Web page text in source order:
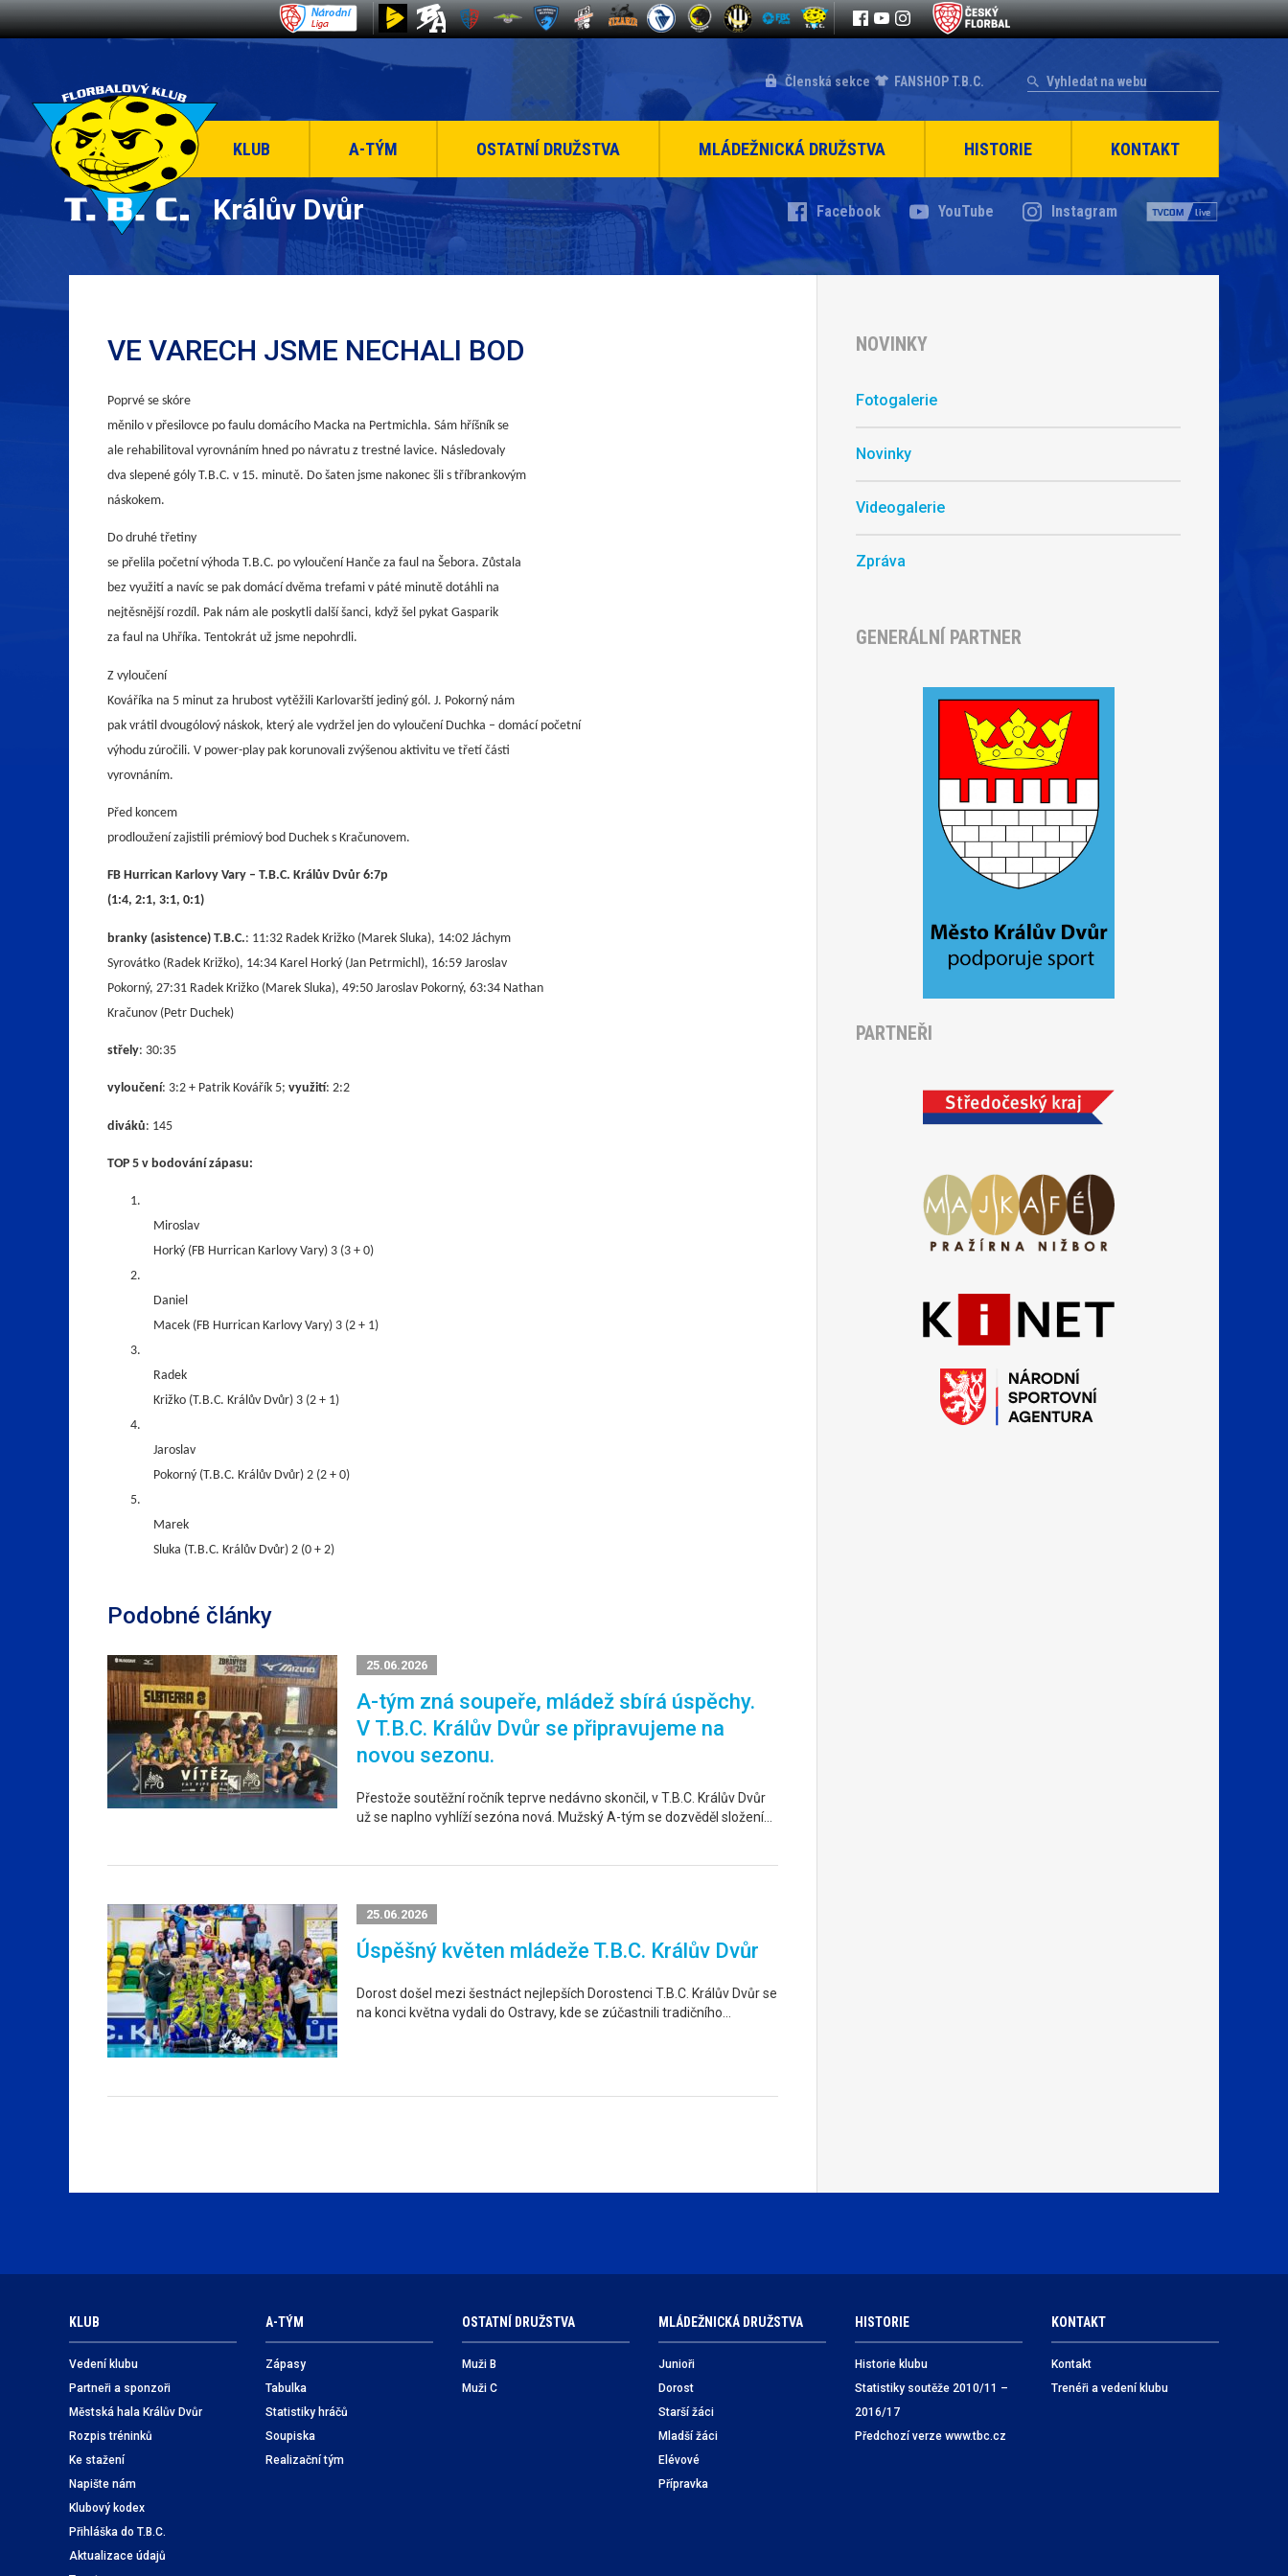
Členská sekce FANSHOP T.B.C.
KLUB A-TÝM OSTATNÍ DRUŽSTVA MLÁDEŽNICKÁ DRUŽSTVA HISTORIE KONTAKT
Králův Dvůr Facebook YouTube Instagram
VE VARECH JSME NECHALI BOD
Poprvé se skóre
měnilo v přesilovce po faulu domácího Macka na Pertmichla. Sám hříšník se
ale rehabilitoval vyrovnáním hned po návratu z trestné lavice. Následovaly
dva slepené góly T.B.C. v 15. minutě. Do šaten jsme nakonec šli s tříbrankovým
náskokem.
Do druhé třetiny
se přelila početní výhoda T.B.C. po vyloučení Hanče za faul na Šebora. Zůstala
bez využití a navíc se pak domácí dvěma trefami v páté minutě dotáhli na
nejtěsnější rozdíl. Pak nám ale poskytli další šanci, když šel pykat Gasparik
za faul na Uhříka. Tentokrát už jsme nepohrdli.
Z vyloučení
Kováříka na 5 minut za hrubost vytěžili Karlovarští jediný gól. J. Pokorný nám
pak vrátil dvougólový náskok, který ale vydržel jen do vyloučení Duchka – domácí početní
výhodu zúročili. V power-play pak korunovali zvýšenou aktivitu ve třetí části
vyrovnáním.
Před koncem
prodloužení zajistili prémiový bod Duchek s Kračunovem.
FB Hurrican Karlovy Vary – T.B.C. Králův Dvůr 6:7p
(1:4, 2:1, 3:1, 0:1)
branky (asistence) T.B.C.: 11:32 Radek Križko (Marek Sluka), 14:02 Jáchym
Syrovátko (Radek Križko), 14:34 Karel Horký (Jan Petrmichl), 16:59 Jaroslav
Pokorný, 27:31 Radek Križko (Marek Sluka), 49:50 Jaroslav Pokorný, 63:34 Nathan
Kračunov (Petr Duchek)
střely: 30:35
vyloučení: 3:2 + Patrik Kovářík 5; využití: 2:2
diváků: 145
TOP 5 v bodování zápasu:
1.
Miroslav
Horký (FB Hurrican Karlovy Vary) 3 (3 + 0)
2.
Daniel
Macek (FB Hurrican Karlovy Vary) 3 (2 + 1)
3.
Radek
Križko (T.B.C. Králův Dvůr) 3 (2 + 1)
4.
Jaroslav
Pokorný (T.B.C. Králův Dvůr) 2 (2 + 0)
5.
Marek
Sluka (T.B.C. Králův Dvůr) 2 (0 + 2)
Podobné články
25.06.2026
A-tým zná soupeře, mládež sbírá úspěchy.
V T.B.C. Králův Dvůr se připravujeme na
novou sezonu.
Přestože soutěžní ročník teprve nedávno skončil, v T.B.C. Králův Dvůr
už se naplno vyhlíží sezóna nová. Mužský A-tým se dozvěděl složení…
25.06.2026
Úspěšný květen mládeže T.B.C. Králův Dvůr
Dorost došel mezi šestnáct nejlepších Dorostenci T.B.C. Králův Dvůr se
na konci května vydali do Ostravy, kde se zúčastnili tradičního…
NOVINKY
Fotogalerie
Novinky
Videogalerie
Zpráva
GENERÁLNÍ PARTNER
PARTNEŘI
KLUB
Vedení klubu
Partneři a sponzoři
Městská hala Králův Dvůr
Rozpis tréninků
Ke stažení
Napište nám
Klubový kodex
Přihláška do T.B.C.
Aktualizace údajů
A-TÝM
Zápasy
Tabulka
Statistiky hráčů
Soupiska
Realizační tým
OSTATNÍ DRUŽSTVA
Muži B
Muži C
MLÁDEŽNICKÁ DRUŽSTVA
Junioři
Dorost
Starší žáci
Mladší žáci
Elévové
Přípravka
HISTORIE
Historie klubu
Statistiky soutěže 2010/11 –
2016/17
Předchozí verze www.tbc.cz
KONTAKT
Kontakt
Trenéři a vedení klubu